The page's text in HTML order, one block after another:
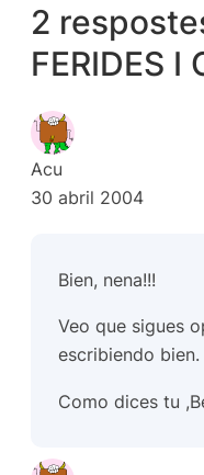
2
FERIDES I
Acu
30 abril 2004
Bien, nena!!!
Veo que sigues
escribiendo bien.
Como dices tu